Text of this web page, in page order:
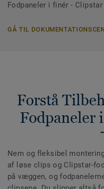
Fodpaneler i finér - Clipstar
GÅ TIL
Forstå
Fodpaneler
Nem og fleksibel
af løse clips og Clipstar-
på væggen, og